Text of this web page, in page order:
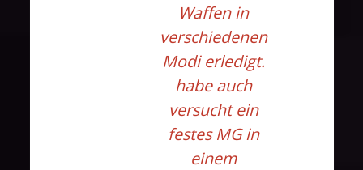
Waffen in
verschiedenen
Modi erledigt.
habe auch
versucht ein
festes MG in
einem